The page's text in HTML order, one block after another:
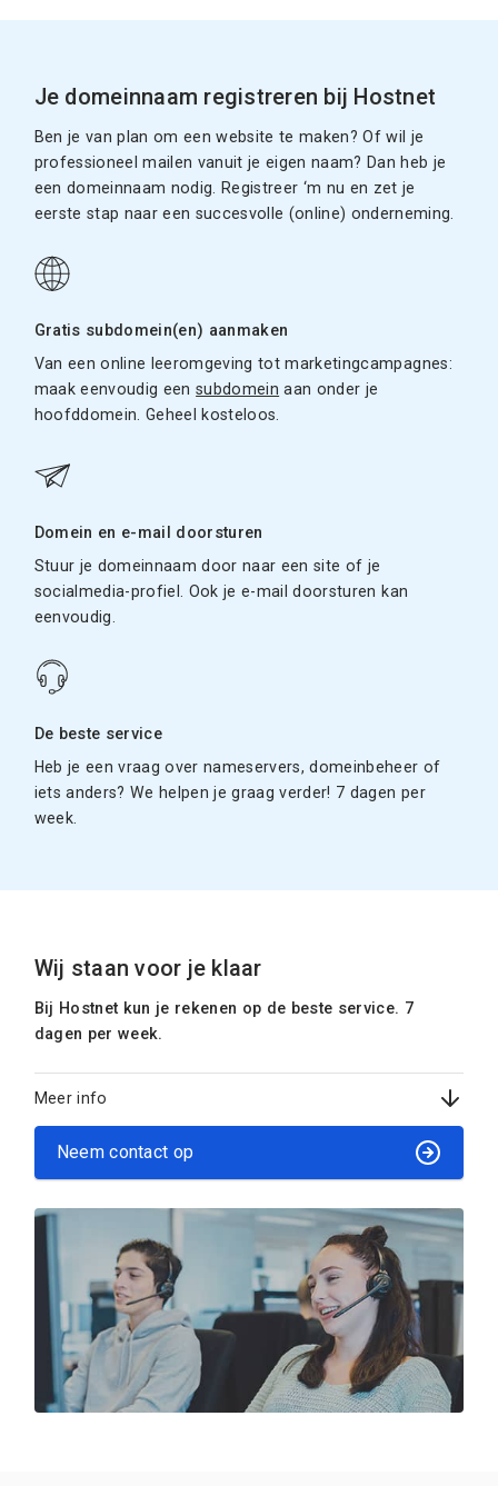
Je domeinnaam registreren bij Hostnet
Ben je van plan om een website te maken? Of wil je
professioneel mailen vanuit je eigen naam? Dan heb je
een domeinnaam nodig. Registreer ‘m nu en zet je
eerste stap naar een succesvolle (online) onderneming.
Gratis subdomein(en) aanmaken
Van een online leeromgeving tot marketingcampagnes:
maak eenvoudig eensubdomein aan onder je
hoofddomein. Geheel kosteloos.
Domein en e-mail doorsturen
Stuur je domeinnaam door naar een site of je
socialmedia-profiel. Ook je e-mail doorsturen kan
eenvoudig.
De beste service
Heb je een vraag over nameservers, domeinbeheer of
iets anders? We helpen je graag verder! 7 dagen per
week.
Wij staan voor je klaar
Bij Hostnet kun je rekenen op de beste service. 7
dagen per week.
Meer info
Neem contact op